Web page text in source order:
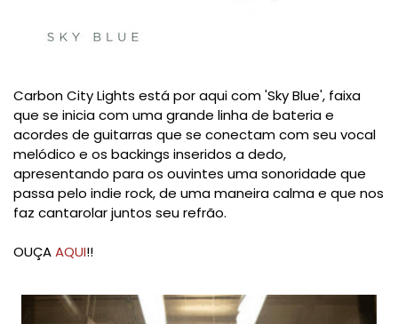
Carbon City Lights está por aqui com 'Sky Blue', faixa
que se inicia com uma grande linha de bateria e
acordes de guitarras que se conectam com seu vocal
melódico e os backings inseridos a dedo,
apresentando para os ouvintes uma sonoridade que
passa pelo indie rock, de uma maneira calma e que nos
faz cantarolar juntos seu refrão.
OUÇAAQUI!!